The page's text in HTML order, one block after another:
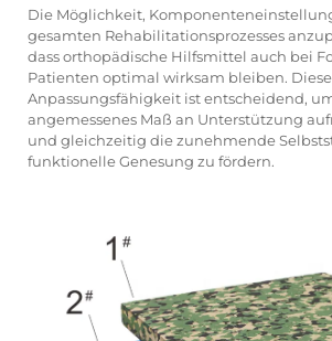
Die Möglichkeit,
gesamten Rehabilitationsprozesses
dass orthopädische Hilfsmittel auch bei
Patienten optimal wirksam bleiben. Diese
Anpassungsfähigkeit ist entscheidend,
angemessenes Maß an Unterstützung
und gleichzeitig die zunehmende
funktionelle Genesung zu fördern.